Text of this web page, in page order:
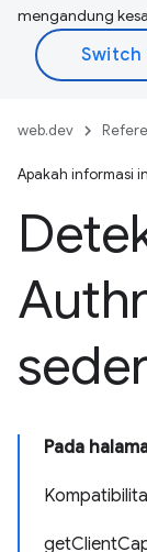
mengandung
web.dev
Apakah informasi
Pada